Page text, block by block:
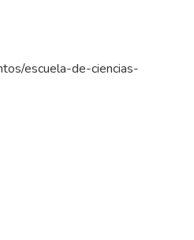
escuela-de-ciencias-